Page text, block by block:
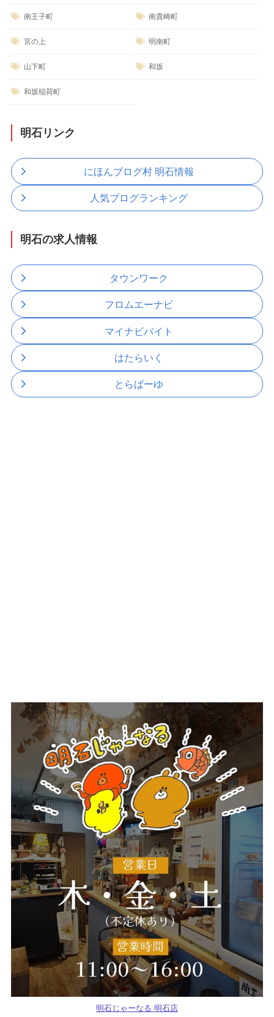
南王子町 南貴崎町
宮の上 明南町
山下町 和坂
和坂稲荷町
明石リンク
にほんブログ村 明石情報
人気ブログランキング
明石の求人情報
タウンワーク
フロムエーナビ
マイナビバイト
はたらいく
とらばーゆ
明石じゃーなる 明石店